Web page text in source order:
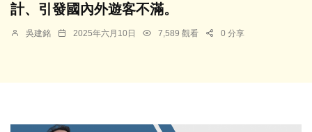
計、引發國內外遊客不滿。
吳建銘 2025年六月10日 7,589 觀看 0 分享